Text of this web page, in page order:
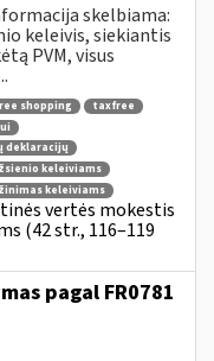
skelbiama:
keleivis, siekiantis
PVM, visus
shopping
taxfree
deklaracijų
keleiviams
keleiviams
vertės mokestis
(42 str., 116–119
pagal FR0781